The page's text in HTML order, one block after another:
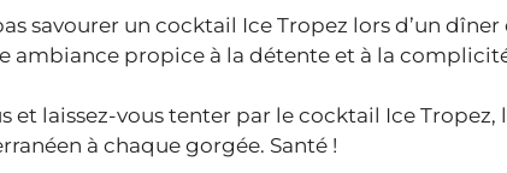
savourer un cocktail Ice Tropez lors d’un
ambiance propice à la détente et à la
et laissez-vous tenter par le cocktail Ice
à chaque gorgée. Santé !